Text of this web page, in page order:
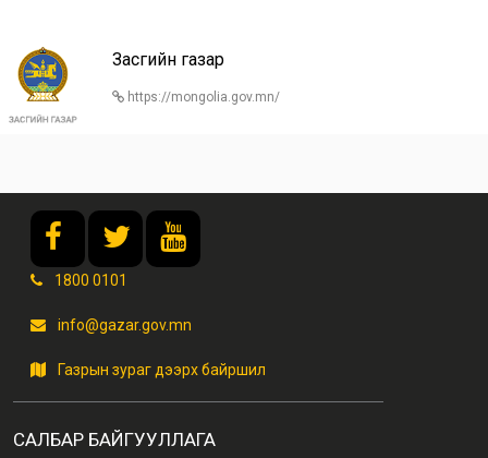
Засгийн газар
https://mongolia.gov.mn/
1800 0101
info@gazar.gov.mn
Газрын зураг дээрх байршил
САЛБАР БАЙГУУЛЛАГА